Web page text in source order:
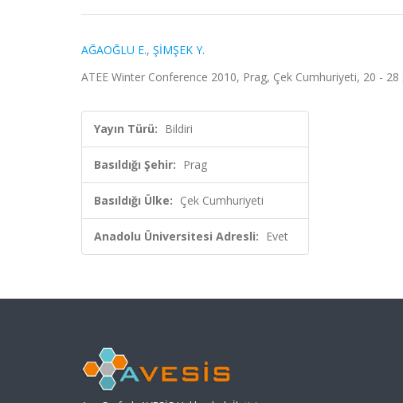
AĞAOĞLU E., ŞİMŞEK Y.
ATEE Winter Conference 2010, Prag, Çek Cumhuriyeti, 20 - 28
Yayın Türü: Bildiri
Basıldığı Şehir: Prag
Basıldığı Ülke: Çek Cumhuriyeti
Anadolu Üniversitesi Adresli: Evet